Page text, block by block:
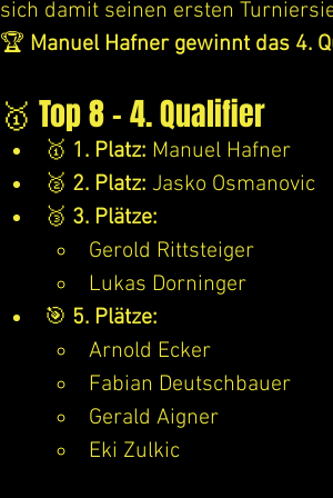
sich damit seinen ersten
🏆 Manuel Hafner gewinnt das 4.
🥇 Top 8 – 4. Qualifier
🥇 1. Platz: Manuel Hafner
🥈 2. Platz: Jasko Osmanovic
🥉 3. Plätze:
Gerold Rittsteiger
Lukas Dorninger
🎯 5. Plätze:
Arnold Ecker
Fabian Deutschbauer
Gerald Aigner
Eki Zulkic